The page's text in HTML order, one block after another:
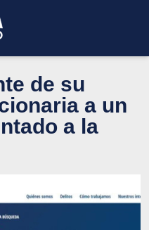
de su
a un
a la